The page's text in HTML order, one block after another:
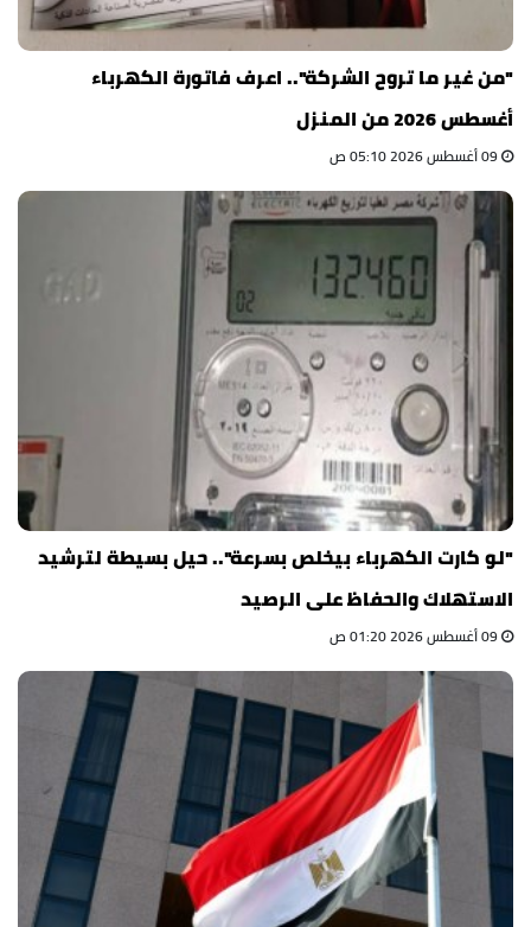
"من غير ما تروح الشركة".. اعرف فاتورة الكهرباء
أغسطس 2026 من المنزل
"لو كارت الكهرباء بيخلص بسرعة".. حيل بسيطة لترشيد
الاستهلاك والحفاظ على الرصيد